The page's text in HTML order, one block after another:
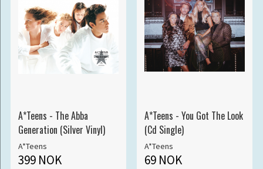
A*Teens - The Abba
Generation (Silver Vinyl)
A*Teens
399 NOK
A*Teens - You Got The Look
(Cd Single)
A*Teens
69 NOK